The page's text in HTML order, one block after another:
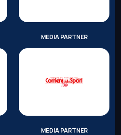
MEDIA PARTNER
MEDIA PARTNER